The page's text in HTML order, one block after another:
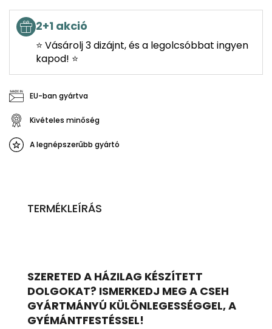
2+1 akció
⭐ Vásárolj 3 dizájnt, és a legolcsóbbat ingyen
kapod! ⭐
EU-ban gyártva
Kivételes minőség
A legnépszerűbb gyártó
TERMÉKLEÍRÁS
SZERETED A HÁZILAG KÉSZÍTETT
DOLGOKAT? ISMERKEDJ MEG A CSEH
GYÁRTMÁNYÚ KÜLÖNLEGESSÉGGEL, A
GYÉMÁNTFESTÉSSEL!